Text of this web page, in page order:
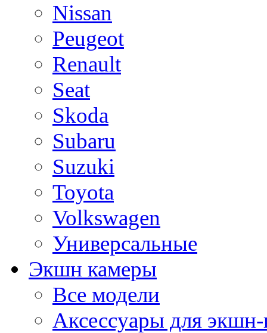
Nissan
Peugeot
Renault
Seat
Skoda
Subaru
Suzuki
Toyota
Volkswagen
Универсальные
Экшн камеры
Все модели
Аксессуары для